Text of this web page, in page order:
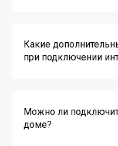
Какие
при подключении
Можно ли
доме?